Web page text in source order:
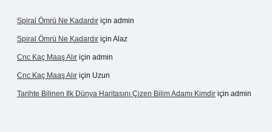
Spiral Ömrü Ne Kadardır için admin
Spiral Ömrü Ne Kadardır için Alaz
Cnc Kaç Maaş Alır için admin
Cnc Kaç Maaş Alır için Uzun
Tarihte Bilinen Ilk Dünya Haritasını Çizen Bilim Adamı Kimdir için admin